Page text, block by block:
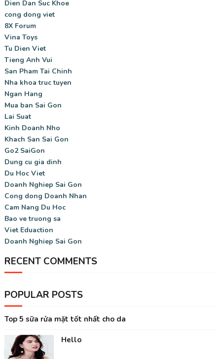
Dien Dan Suc Khoe
cong dong viet
8X Forum
Vina Toys
Tu Dien Viet
Tieng Anh Vui
San Pham Tai Chinh
Nha khoa truc tuyen
Ngan Hang
Mua ban Sai Gon
Lai Suat
Kinh Doanh Nho
Khach San Sai Gon
Go2 SaiGon
Dung cu gia dinh
Du Hoc Viet
Doanh Nghiep Sai Gon
Cong dong Doanh Nhan
Cam Nang Du Hoc
Bao ve truong sa
Viet Eduaction
Doanh Nghiep Sai Gon
RECENT COMMENTS
POPULAR POSTS
Top 5 sữa rửa mặt tốt nhất cho da
Hello